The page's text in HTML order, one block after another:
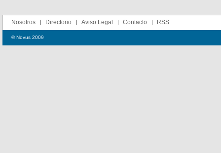
Nosotros Directorio Aviso Legal Contacto RSS
© Novus 2009